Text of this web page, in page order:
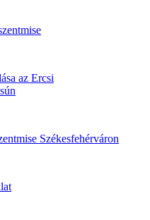
az Ercsi
Székesfehérváron